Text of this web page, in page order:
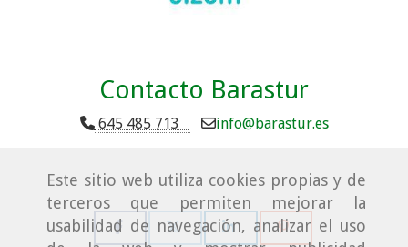
Este sitio web utiliza cookies propias y de
terceros que permiten mejorar la
usabilidad de navegación, analizar el uso
Contacto Barastur
645 485 713 info barastur.es